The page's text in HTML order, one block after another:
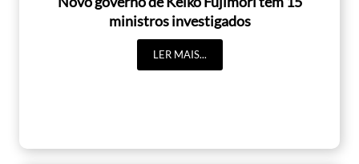
ministros investigados
LER MAIS...